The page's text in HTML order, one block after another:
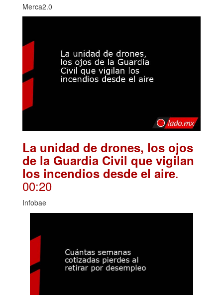
Merca2.0
La unidad de drones, los ojos
de la Guardia Civil que vigilan
los incendios desde el aire.
00:20
Infobae